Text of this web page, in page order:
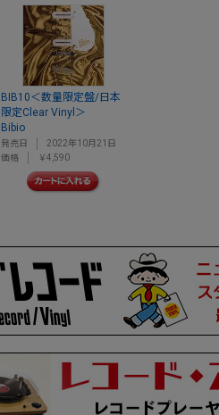
BIB10＜数量限定盤/日本
限定Clear Vinyl＞
Bibio
発売日
2022年10月21日
価格
￥4,590